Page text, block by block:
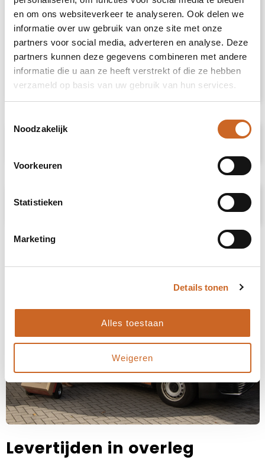
en om ons websiteverkeer te analyseren. Ook delen we
informatie over uw gebruik van onze site met onze
partners voor social media, adverteren en analyse. Deze
partners kunnen deze gegevens combineren met andere
informatie die u aan ze heeft verstrekt of die ze hebben
verzameld op basis van uw gebruik van hun services.
Noodzakelijk
Voorkeuren
Statistieken
Marketing
Details tonen
Alles toestaan
Weigeren
uitstraling kwijt en maak je het net wat
persoonlijker. Dit biedt jou de perfecte
gelegenheid om waardering te tonen aan
personeel of klanten. Zo geef je niet alleen
een prachtig cadeau, maar ook een
herinnering waar men maandenlang van
geniet.
Prijsspecificaties
Levertijden in overleg